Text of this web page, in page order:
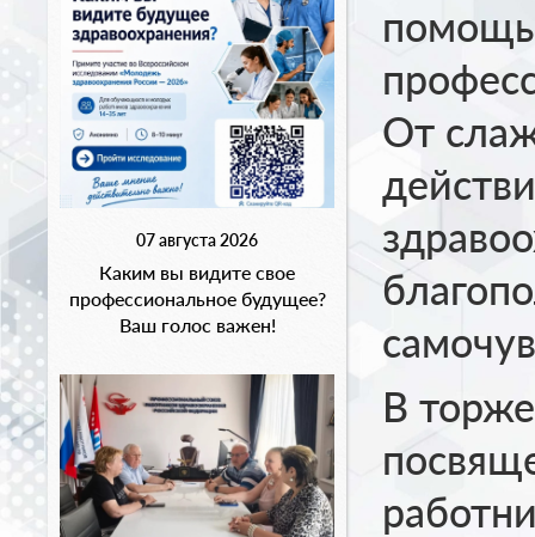
07 августа 2026
Каким вы видите свое
профессиональное будущее?
Ваш голос важен!
От
В